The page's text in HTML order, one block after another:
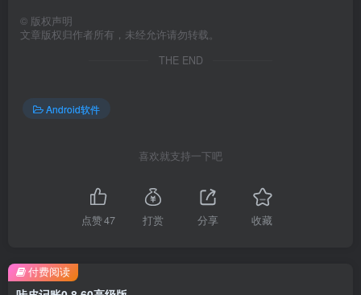
© 版权声明
文章版权归作者所有，未经允许请勿转载。
THE END
Android软件
喜欢就支持一下吧
点赞47 打赏 分享 收藏
付费阅读